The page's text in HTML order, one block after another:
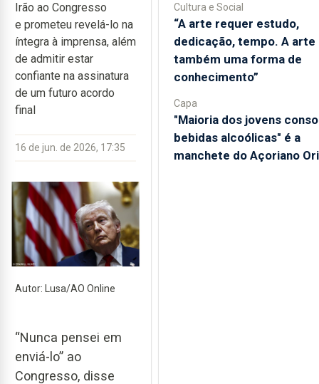
Irão ao Congresso
e prometeu revelá-lo na
íntegra à imprensa, além
de admitir estar
confiante na assinatura
de um futuro acordo
final
16 de jun. de 2026, 17:35
Autor: Lusa/AO Online
“Nunca pensei em
enviá-lo” ao
Congresso, disse
Cultura e Social
“A arte requer estudo,
dedicação, tempo. A arte
também uma forma de
conhecimento”
Capa
"Maioria dos jovens
bebidas alcoólicas" é a
manchete do Açoriano